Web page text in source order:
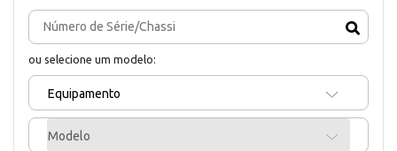
ou selecione um modelo:
Equipamento
Modelo